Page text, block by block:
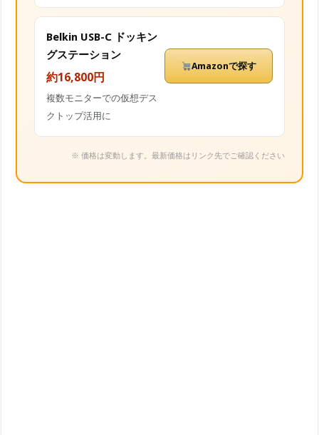
Belkin USB-C ドッキン
グステーション
約16,800円
複数モニターでの仮想デス
クトップ活用に
Amazonで探す
※ 価格は変動します。最新価格はリンク先でご確認ください